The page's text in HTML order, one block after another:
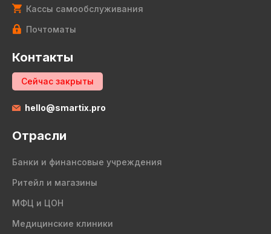
Кассы самообслуживания
Почтоматы
Контакты
Сейчас закрыты
hello@smartix.pro
Отрасли
Банки и финансовые учреждения
Ритейл и магазины
МФЦ и ЦОН
Медицинские клиники